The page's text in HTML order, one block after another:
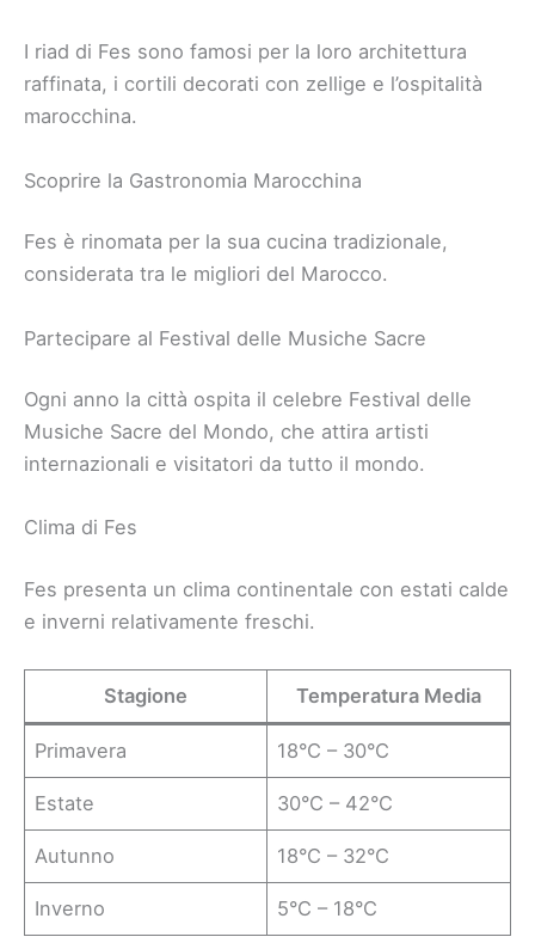
I riad di Fes sono famosi per la loro architettura
raffinata, i cortili decorati con zellige e l’ospitalità
marocchina.
Scoprire la Gastronomia Marocchina
Fes è rinomata per la sua cucina tradizionale,
considerata tra le migliori del Marocco.
Partecipare al Festival delle Musiche Sacre
Ogni anno la città ospita il celebre Festival delle
Musiche Sacre del Mondo, che attira artisti
internazionali e visitatori da tutto il mondo.
Clima di Fes
Fes presenta un clima continentale con estati calde
e inverni relativamente freschi.
Stagione Temperatura Media
Primavera 18°C – 30°C
Estate 30°C – 42°C
Autunno 18°C – 32°C
Inverno 5°C – 18°C